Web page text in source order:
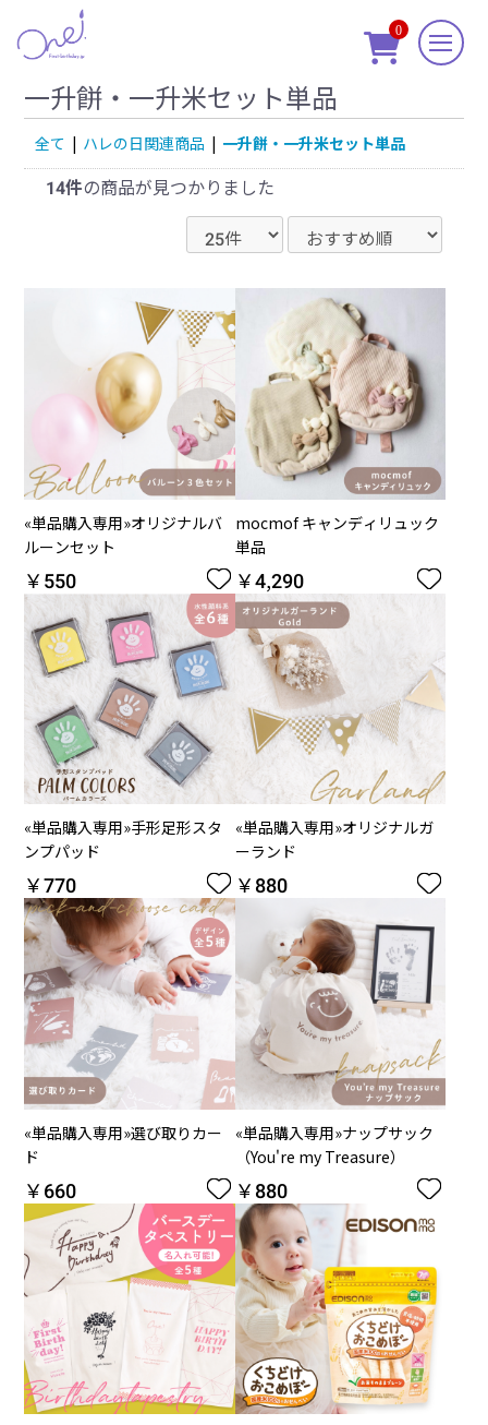
一升餅・一升米セット単品
全て | ハレの日関連商品 | 一升餅・一升米セット単品
14件の商品が見つかりました
«単品購入専用»オリジナルバ
ルーンセット
￥550 
mocmof キャンディリュック
単品
￥4,290 
«単品購入専用»手形足形スタ
ンプパッド
￥770 
«単品購入専用»オリジナルガ
ーランド
￥880 
«単品購入専用»選び取りカー
ド
￥660 
«単品購入専用»ナップサック
（You're my Treasure）
￥880 

0